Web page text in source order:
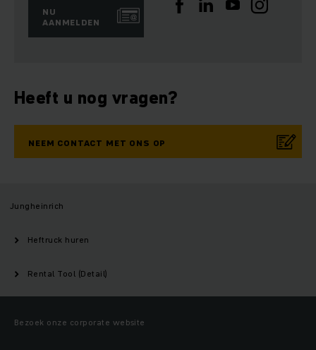
NU
AANMELDEN
Heeft u nog vragen?
NEEM CONTACT MET ONS OP
Jungheinrich
Heftruck huren
Rental Tool (Detail)
Bezoek onze corporate website